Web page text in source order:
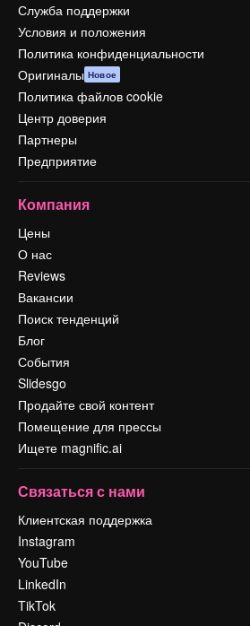
Служба поддержки
Условия и положения
Политика конфиденциальности
Оригиналы Новое
Политика файлов cookie
Центр доверия
Партнеры
Предприятие
Компания
Цены
О нас
Reviews
Вакансии
Поиск тенденций
Блог
События
Slidesgo
Продайте свой контент
Помещение для прессы
Ищете magnific.ai
Связаться с нами
Клиентская поддержка
Instagram
YouTube
LinkedIn
TikTok